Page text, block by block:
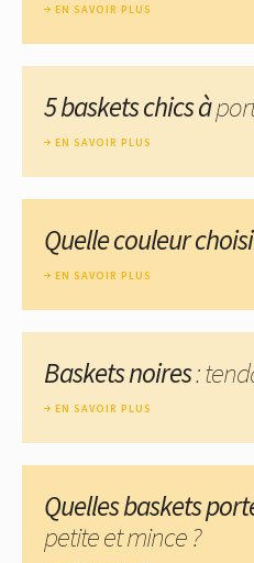
EN SAVOIR PLUS
5 baskets chics à
EN SAVOIR PLUS
Quelle couleur
EN SAVOIR PLUS
Baskets noires:
EN SAVOIR PLUS
Quelles baskets
petite et mince ?